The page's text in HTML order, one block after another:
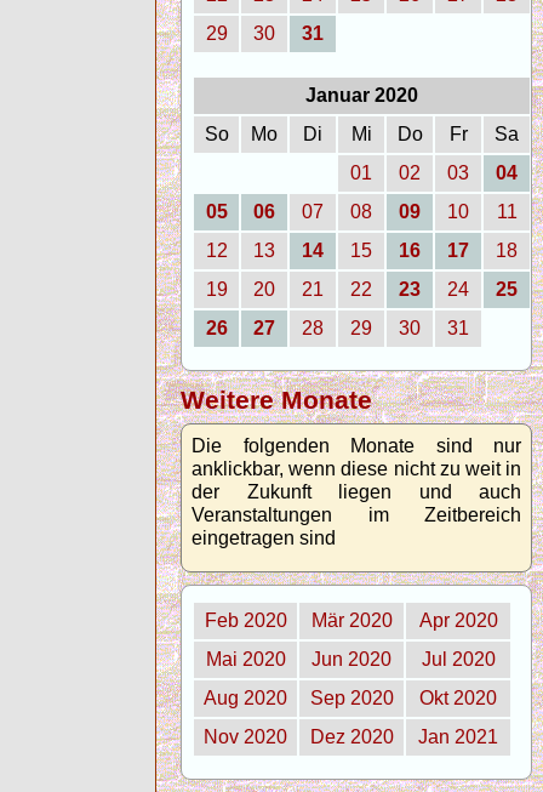
29
30 31
Januar 2020
So
Mo Di Mi Do Fr
Sa
01
02 03
04
05
06 07 08 09 10
11
12
13 14 15 16 17
18
19
20 21 22 23 24
25
26
27 28 29 30 31
Weitere Monate
Die folgenden Monate sind nur
anklickbar, wenn diese nicht zu weit in
der Zukunft liegen und auch
Veranstaltungen im Zeitbereich
eingetragen sind
Feb 2020 Mär 2020
Apr 2020
Mai 2020
Jun 2020
Jul 2020
Aug 2020
Sep 2020
Okt 2020
Nov 2020
Dez 2020 Jan 2021